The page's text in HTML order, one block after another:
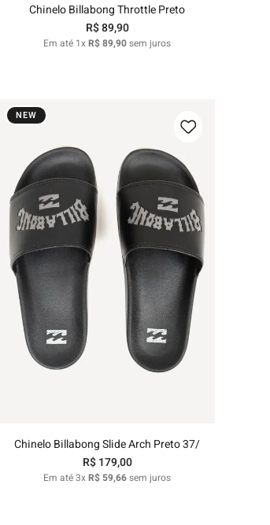
Chinelo Billabong Throttle Preto
R$89,90
Em até 1xR$89,90sem juros
NEW
37/38 41/42
Chinelo Billabong Slide Arch Preto 37/
R$ 179,00
Em até3xR$ 59,66sem juros